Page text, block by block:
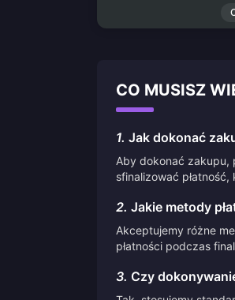
CO MUSISZ
1. Jak dokonać
Aby dokonać zakupu,
sfinalizować
2. Jakie metody
Akceptujemy różne
płatności podczas
3. Czy